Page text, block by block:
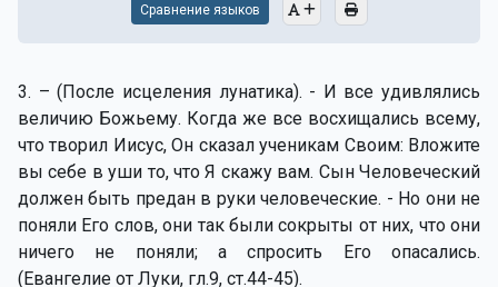
Сравнение языков
3. – (После исцеления лунатика). - И все удивлялись
величию Божьему. Когда же все восхищались всему,
что творил Иисус, Он сказал ученикам Своим: Вложите
вы себе в уши то, что Я скажу вам. Сын Человеческий
должен быть предан в руки человеческие. - Но они не
поняли Его слов, они так были сокрыты от них, что они
ничего не поняли; а спросить Его опасались.
(Евангелие от Луки, гл.9, ст.44-45).